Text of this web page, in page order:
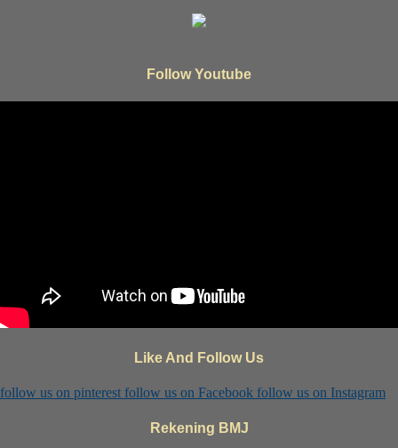
Follow Youtube
Like And Follow Us
follow us on pinterest follow us on Facebook follow us on Instagram
Rekening BMJ